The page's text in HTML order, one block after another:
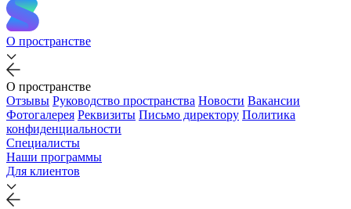
О пространстве
О пространстве
Отзывы Руководство пространства Новости Вакансии
Фотогалерея Реквизиты Письмо директору Политика
конфиденциальности
Специалисты
Наши программы
Для клиентов